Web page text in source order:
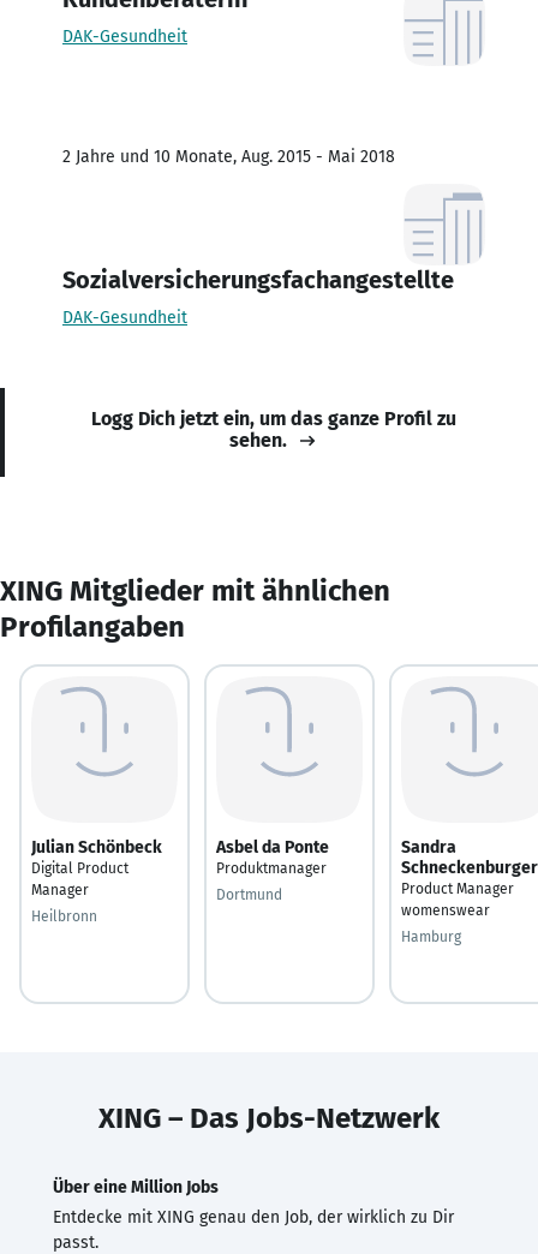
DAK-Gesundheit
2 Jahre und 10 Monate, Aug. 2015 - Mai 2018
Sozialversicherungsfachangestellte
DAK-Gesundheit
Logg Dich jetzt ein, um das ganze Profil zu
sehen.
XING Mitglieder mit ähnlichen
Profilangaben
Julian Schönbeck
Digital Product
Manager
Heilbronn
Asbel da Ponte
Produktmanager
Dortmund
Sandra
Schneckenburger
Product Manager
womenswear
Hamburg
XING – Das Jobs-Netzwerk
Über eine Million Jobs
Entdecke mit XING genau den Job, der wirklich zu Dir
passt.